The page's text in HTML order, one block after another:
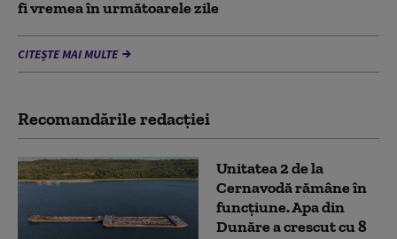
fi vremea în următoarele zile
CITEȘTE MAI MULTE
Recomandările redacţiei
Unitatea 2 de la
Cernavodă rămâne în
funcțiune. Apa din
Dunăre a crescut cu 8